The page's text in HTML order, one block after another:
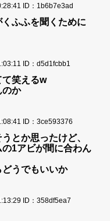
ID：1b6b7e3ad
ふふを聞くために
ID：d5d1fcbb1
て笑えるw
のか
ID：3ce593376
とか思ったけど、
1アビが間に合わん
うでもいいか
ID：358df5ea7